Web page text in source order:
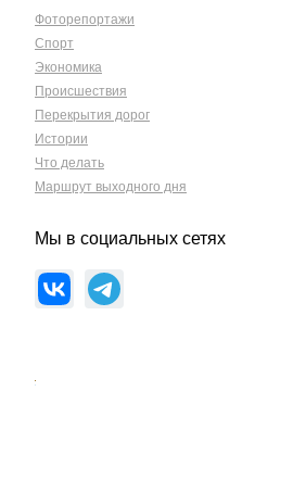
Фоторепортажи
Спорт
Экономика
Происшествия
Перекрытия дорог
Истории
Что делать
Маршрут выходного дня
Мы в социальных сетях